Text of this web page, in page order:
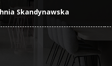
Skandynawska